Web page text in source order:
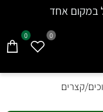
במקום אחד
0 0
קצרים